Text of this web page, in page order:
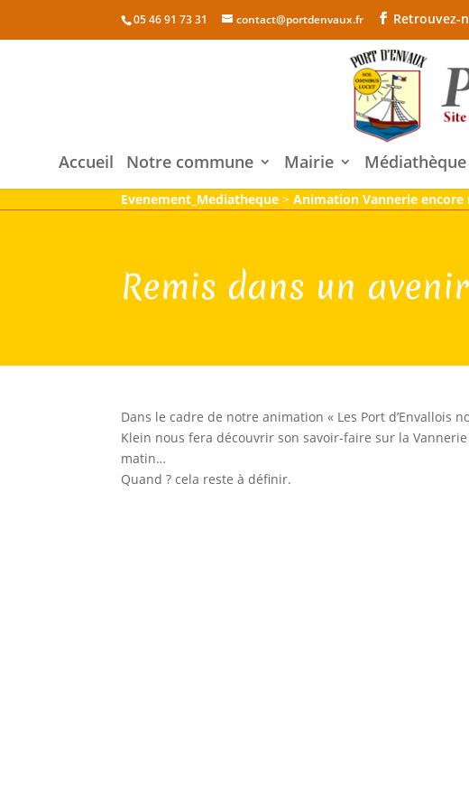
05 46 91 73 31 contact@portdenvaux.fr Retrouvez-
Accueil Notre commune Mairie Médiathèque
Evenement_Mediatheque >Animation Vannerie encore
Remis dans un
Dans le cadre de notre animation « Les Port d’Envallois
Klein nous fera découvrir son savoir-faire sur la
matin…
Quand ? cela reste à définir.